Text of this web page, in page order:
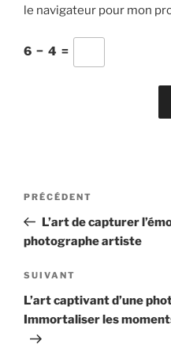
le navigateur pour mon
6 − 4 =
Navigation
l’article
Article
précédent
PRÉCÉDENT
L’art de capturer
photographe artiste
Article
suivant
SUIVANT
L’art captivant d’une
Immortaliser les